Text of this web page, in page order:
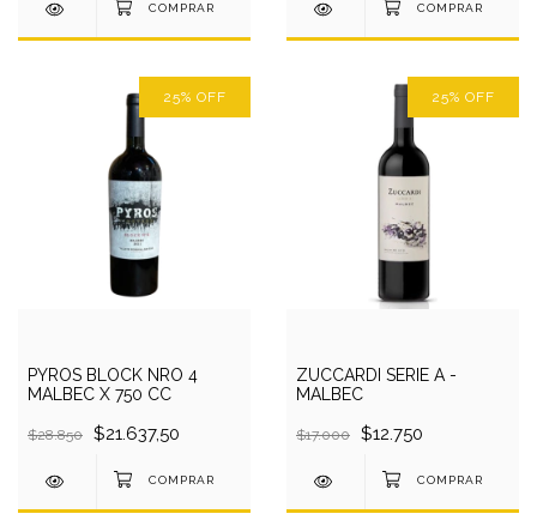
25% OFF
PYROS BLOCK NRO 4
MALBEC X 750 CC
$28.850 $21.637,50
25% OFF
ZUCCARDI SERIE A -
MALBEC
$17.000 $12.750